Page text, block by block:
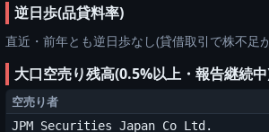
逆日歩(品貸料率)
直近・前年とも逆日歩なし(貸借取引で株不足
大口空売り残高(0.5%以上・報告継
空売り者
JPM Securities Japan Co Ltd.